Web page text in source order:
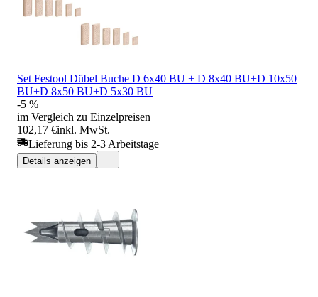
Set Festool Dübel Buche D 6x40 BU + D 8x40 BU+D 10x50
BU+D 8x50 BU+D 5x30 BU
-5 %
im Vergleich zu Einzelpreisen
102,17 €inkl. MwSt.
Lieferung bis 2-3 Arbeitstage
Details anzeigen